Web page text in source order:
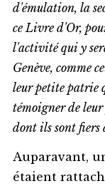
d'émulation, la
ce Livre d'Or,
l'activité qui y
Genève, comme
leur petite patrie
témoigner de
dont ils sont fiers
Auparavant,
étaient